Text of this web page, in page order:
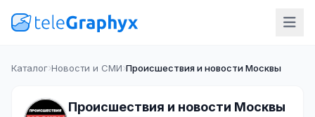
Каталог Новости и СМИ Происшествия и новости Москвы
Происшествия и новости Москвы